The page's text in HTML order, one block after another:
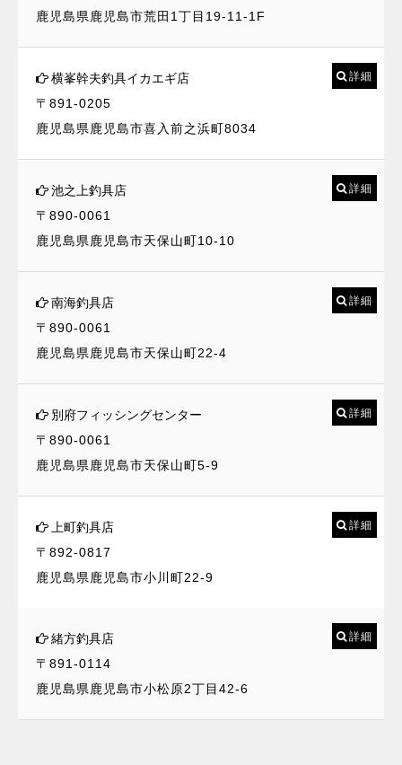
鹿児島県鹿児島市荒田1丁目19-11-1F
横峯幹夫釣具イカエギ店
〒891-0205
鹿児島県鹿児島市喜入前之浜町8034
詳細
池之上釣具店
〒890-0061
鹿児島県鹿児島市天保山町10-10
詳細
南海釣具店
〒890-0061
鹿児島県鹿児島市天保山町22-4
詳細
別府フィッシングセンター
〒890-0061
鹿児島県鹿児島市天保山町5-9
詳細
上町釣具店
〒892-0817
鹿児島県鹿児島市小川町22-9
詳細
緒方釣具店
〒891-0114
鹿児島県鹿児島市小松原2丁目42-6
詳細